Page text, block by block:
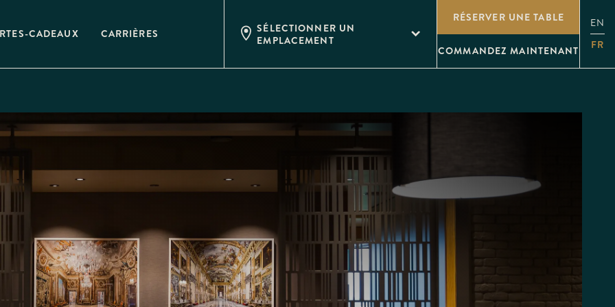
CADEAUX CARRIÈRES
SÉLECTIONNER UN
EMPLACEMENT
RÉSERVER UNE TABLE
COMMANDEZ MAINTENANT
EN
FR